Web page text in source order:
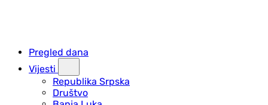
Pregled dana
Vijesti
Republika Srpska
Društvo